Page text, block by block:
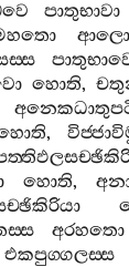
පාතුභාවා
හොති,
,
හොති,
අරහතො
එකපුග‍්ගලස‍්ස